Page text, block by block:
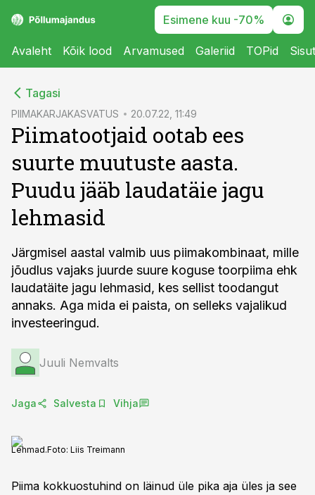
Esimene kuu -70%
Avaleht Kõik lood Arvamused Galeriid TOPid
Tagasi
PIIMAKARJAKASVATUS 20.07.22, 11:49
Piimatootjaid ootab ees
suurte muutuste aasta.
Puudu jääb laudatäie jagu
lehmasid
Järgmisel aastal valmib uus piimakombinaat, mille
jõudlus vajaks juurde suure koguse toorpiima ehk
laudatäite jagu lehmasid, kes sellist toodangut
annaks. Aga mida ei paista, on selleks vajalikud
investeeringud.
Juuli Nemvalts
Jaga Salvesta Vihja
Lehmad.Foto: Liis Treimann
Piima kokkuostuhind on läinud üle pika aja üles ja see